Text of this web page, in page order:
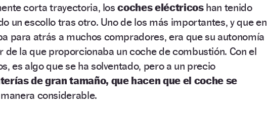
corta trayectoria, loscoches eléctricoshan tenido
un escollo tras otro. Uno de los más importantes, y que en
para atrás a muchos compradores, era que su autonomía
de la que proporcionaba un coche de combustión. Con el
es algo que se ha solventado, pero a un precio
de gran tamaño, que hacen que el coche se
considerable.